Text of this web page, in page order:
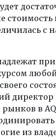
с
директор
в
из